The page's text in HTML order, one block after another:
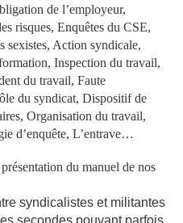
de l’employeur,
risques, Enquêtes du CSE,
sexistes, Action syndicale,
Inspection du travail,
du travail, Faute
du syndicat, Dispositif de
Organisation du travail,
d’enquête, L’entrave…
du manuel de nos
syndicalistes et militantes